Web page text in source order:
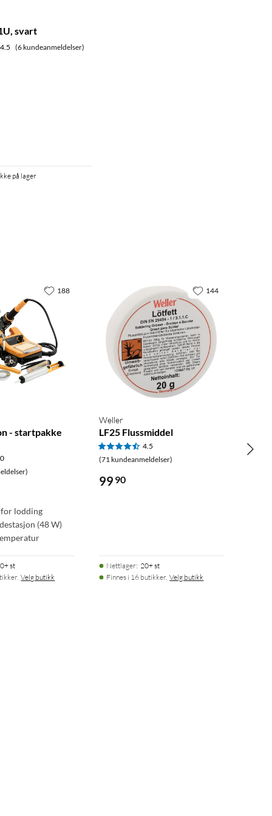
svart
4.5 (6 kundeanmeldelser)
på lager
- startpakke
lodding
(48 W)
st
Velg butikk
188
Weller
LF25 Flussmiddel
4.5
(71 kundeanmeldelser)
99 90
Nettlager: 20+ st
Finnes i 16 butikker. Velg butikk
144